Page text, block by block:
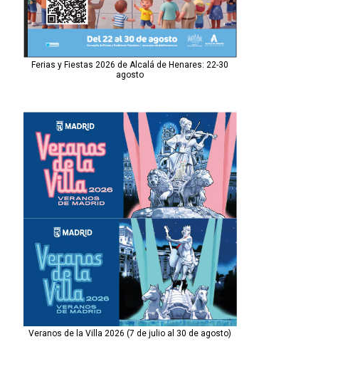
Ferias y Fiestas 2026 de Alcalá de Henares: 22-30
agosto
Veranos de la Villa 2026 (7 de julio al 30 de agosto)